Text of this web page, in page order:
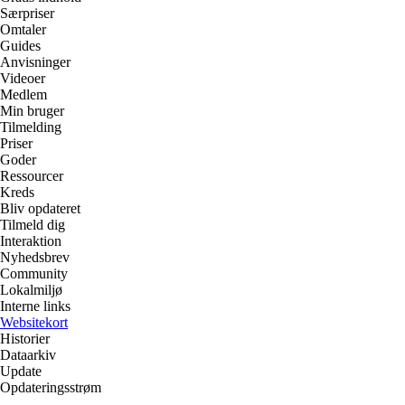
Særpriser
Omtaler
Guides
Anvisninger
Videoer
Medlem
Min bruger
Tilmelding
Priser
Goder
Ressourcer
Kreds
Bliv opdateret
Tilmeld dig
Interaktion
Nyhedsbrev
Community
Lokalmiljø
Interne links
Websitekort
Historier
Dataarkiv
Update
Opdateringsstrøm